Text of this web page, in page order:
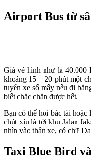
Airport Bus từ
Giá vé hình như là 40.000
khoảng 15 – 20 phút một
tuyến xe số mấy nếu đi
biết chắc chắn được hết.
Bạn có thể hỏi bác tài hoặc
chút xíu là tới khu Jalan
nhìn vào thân xe, có chữ
Taxi Blue Bird